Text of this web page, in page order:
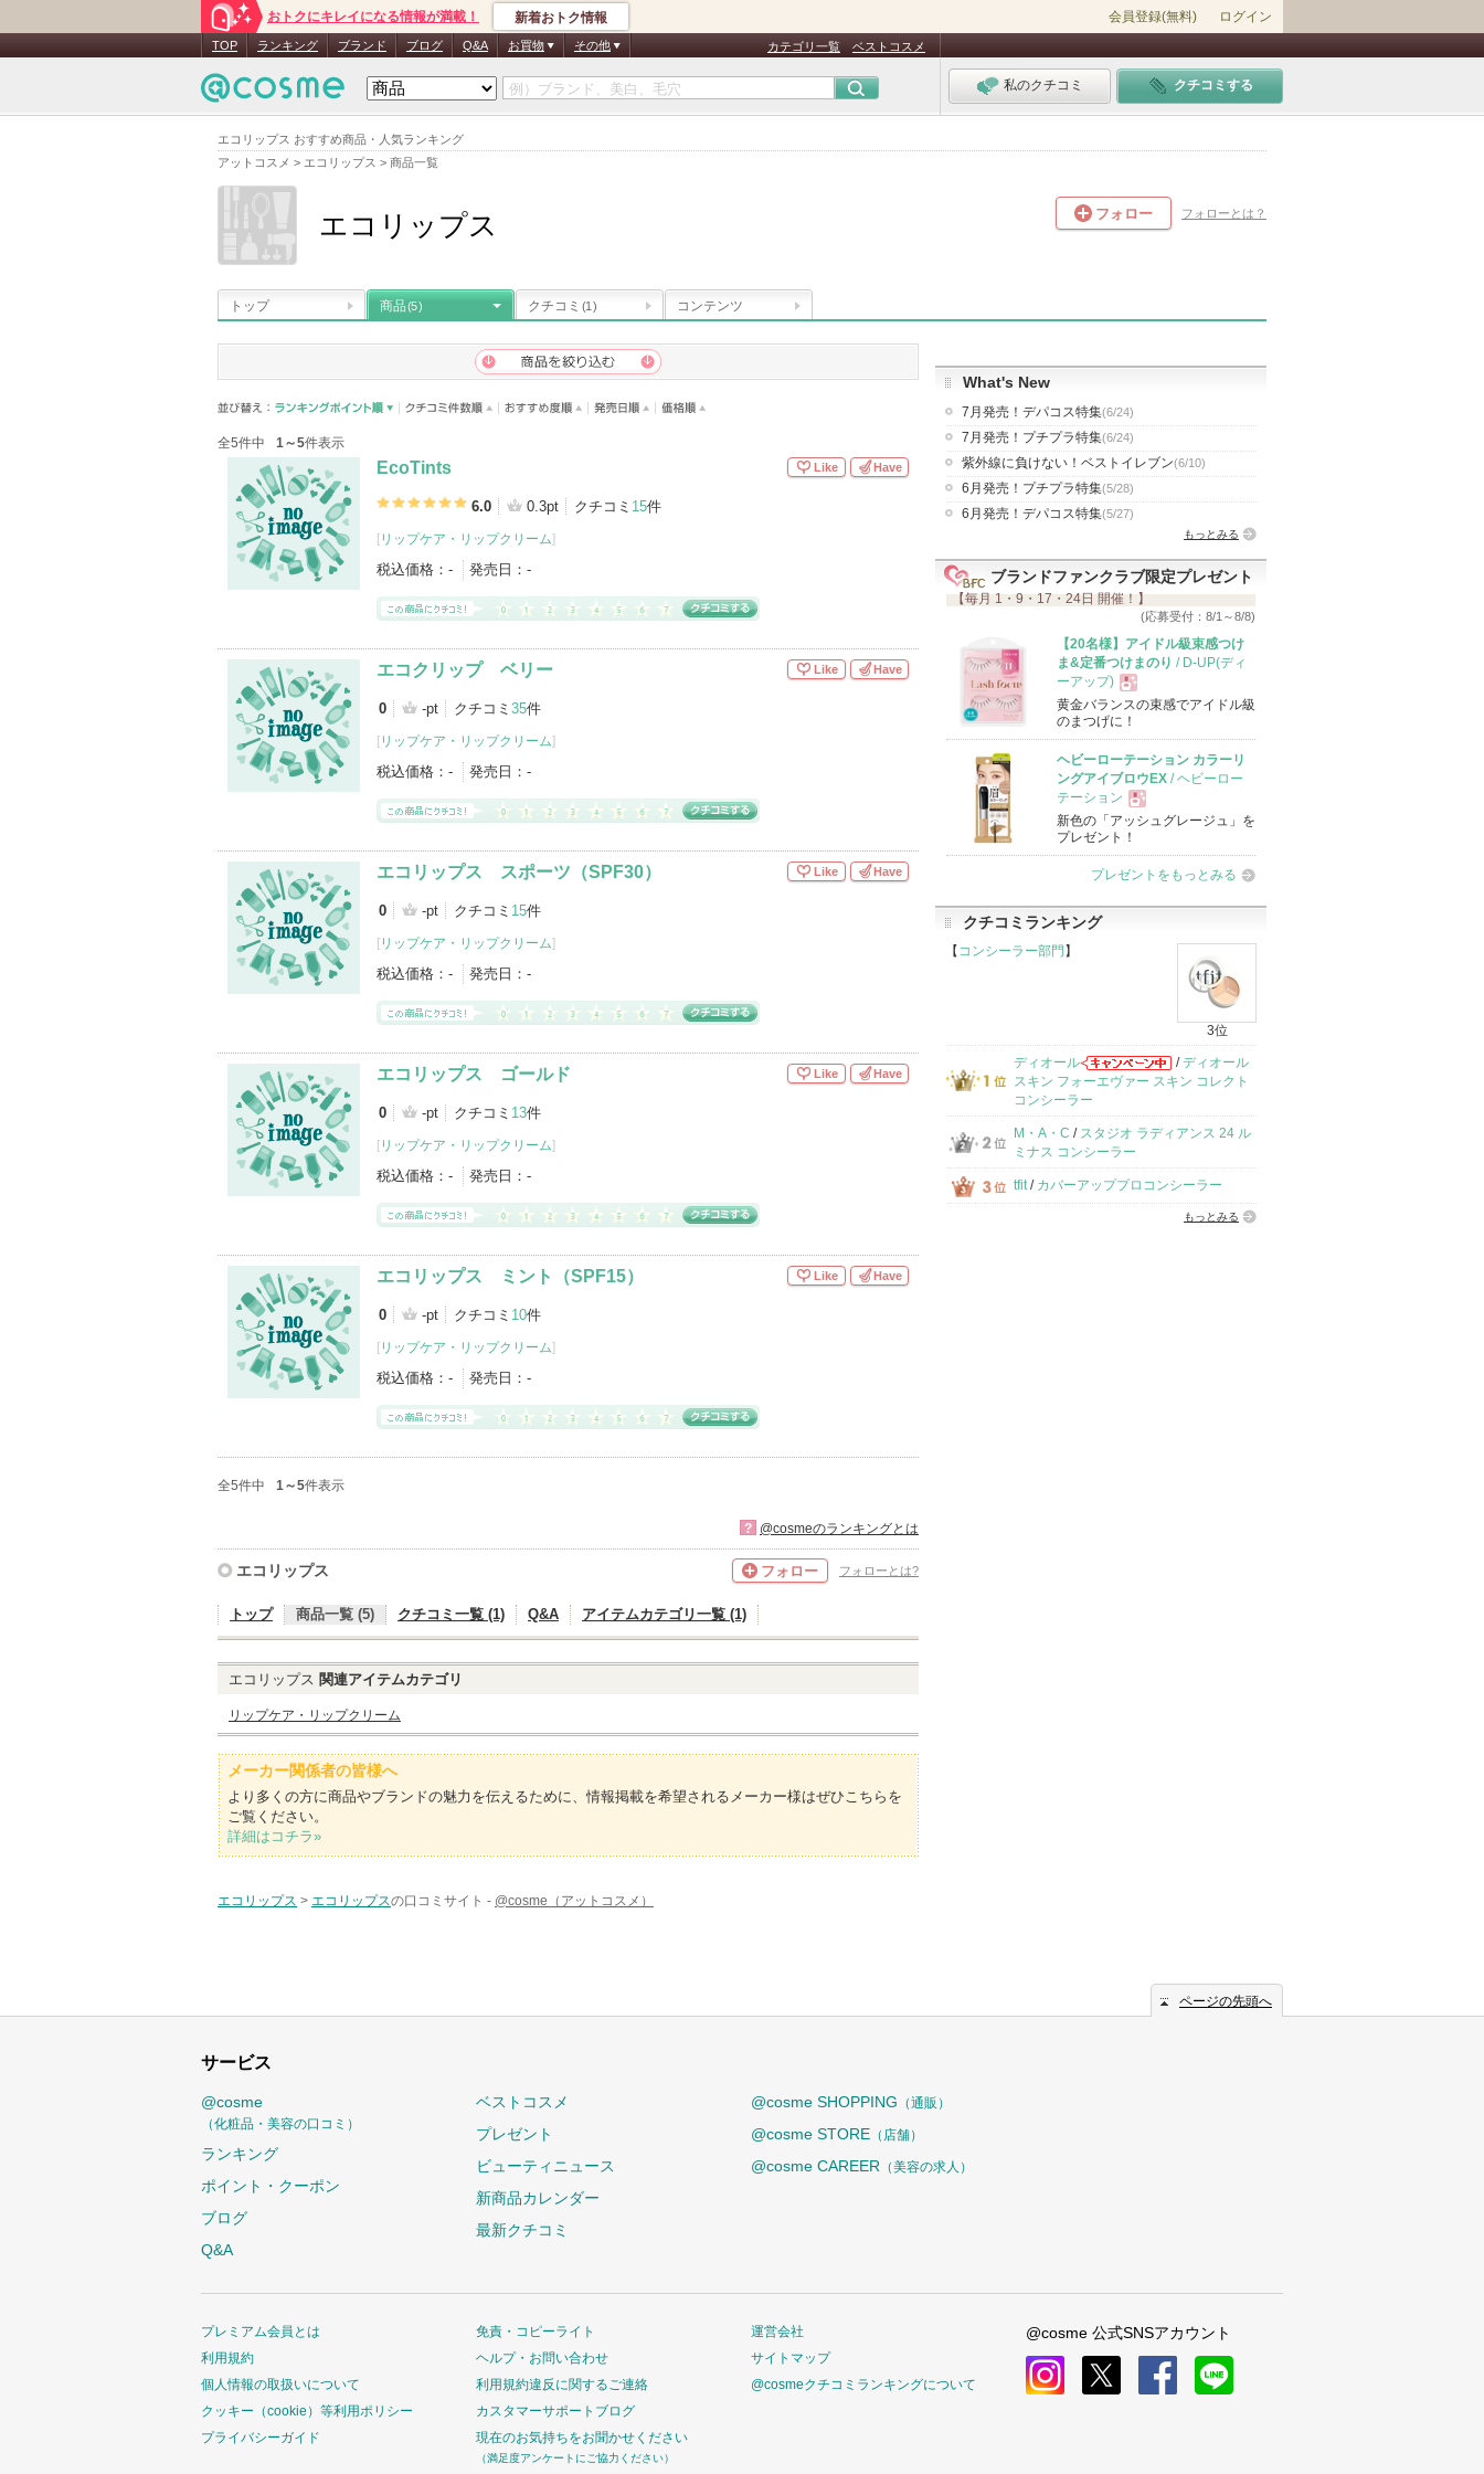
エコリップス おすすめ商品・人気ランキング
アットコスメ > エコリップス > 商品一覧
おトクにキレイになる情報が満載！ 新着おトク情報 会員登録(無料) ログイン
TOP ランキング ブランド ブログ Q&A お買物 その他 カテゴリ一覧 ベストコスメ
私のクチコミ クチコミする
エコリップス フォロー フォローとは？
トップ 商品(5) クチコミ (1) コンテンツ
全5件中 1～5件表示
EcoTints
6.0 0.3pt クチコミ 15件
[ リップケア・リップクリーム]
税込価格： - 発売日： -
Like Have
エコクリップ ベリー
0 -pt クチコミ 35件
[ リップケア・リップクリーム]
税込価格： - 発売日： -
Like Have
エコリップス スポーツ（SPF30）
0 -pt クチコミ 15件
[ リップケア・リップクリーム]
税込価格： - 発売日： -
Like Have
エコリップス ゴールド
0 -pt クチコミ 13件
[ リップケア・リップクリーム]
税込価格： - 発売日： -
Like Have
エコリップス ミント（SPF15）
0 -pt クチコミ 10件
[ リップケア・リップクリーム]
税込価格： - 発売日： -
Like Have
全5件中 1～5件表示
? @cosmeのランキングとは
エコリップス フォロー フォローとは?
トップ 商品一覧 (5) クチコミ一覧 (1) Q&A アイテムカテゴリ一覧 (1)
エコリップス 関連アイテムカテゴリ
リップケア・リップクリーム
メーカー関係者の皆様へ
より多くの方に商品やブランドの魅力を伝えるために、情報掲載を希望されるメーカー様はぜひこちらを
ご覧ください。
詳細はコチラ»
エコリップス > エコリップスの口コミサイト - @cosme（アットコスメ）
What's New
7月発売！デパコス特集(6/24)
7月発売！プチプラ特集(6/24)
紫外線に負けない！ベストイレブン(6/10)
6月発売！プチプラ特集(5/28)
6月発売！デパコス特集(5/27)
もっとみる
ブランドファンクラブ限定プレゼント
【毎月 1・9・17・24日 開催！】
(応募受付：8/1～8/8)
【20名様】アイドル級束感つけ
ま&定番つけまのり / D-UP(ディ
ーアップ)
現
品
黄金バランスの束感でアイドル級
のまつげに！
ヘビーローテーション カラーリ
ングアイブロウEX / ヘビーロー
テーション
現
品
新色の「アッシュグレージュ」を
プレゼント！
プレゼントをもっとみる
クチコミランキング
【コンシーラー部門】
3位
ディオール /ディオール
スキン フォーエヴァー スキン コレクト
コンシーラー
M・A・C / スタジオ ラディアンス 24 ル
ミナス コンシーラー
tfit/ カバーアッププロコンシーラー
もっとみる
ページの先頭へ
サービス
@cosme
（化粧品・美容の口コミ）
ランキング
ポイント・クーポン
ブログ
Q&A
ベストコスメ
プレゼント
ビューティニュース
新商品カレンダー
最新クチコミ
@cosme SHOPPING （通販）
@cosme STORE （店舗）
@cosme CAREER （美容の求人）
プレミアム会員とは
利用規約
個人情報の取扱いについて
クッキー（cookie）等利用ポリシー
プライバシーガイド
免責・コピーライト
ヘルプ・お問い合わせ
利用規約違反に関するご連絡
カスタマーサポートブログ
現在のお気持ちをお聞かせください
（満足度アンケートにご協力ください）
運営会社
サイトマップ
@cosmeクチコミランキングについて
@cosme 公式SNSアカウント